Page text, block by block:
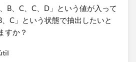
B、C、C、D」という値が入って
C」という状態で抽出したいと
すか？